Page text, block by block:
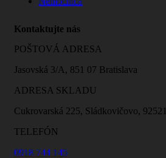
Kontaktujte nás
POŠTOVÁ ADRESA
Jasovská 3/A, 851 07 Bratislava
ADRESA SKLADU
Cukrovarská 225, Sládkovičovo, 92521
TELEFÓN
0918 744 145